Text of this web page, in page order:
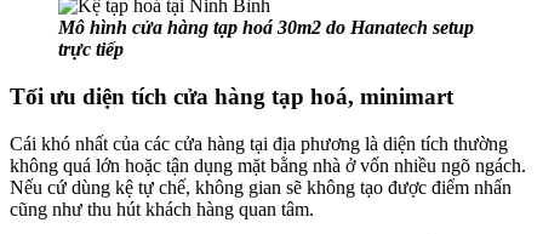
Mô hình cửa hàng tạp hoá 30m2 do Hanatech setup
trực tiếp
Tối ưu diện tích cửa hàng tạp hoá, minimart
Cái khó nhất của các cửa hàng tại địa phương là diện tích thường
không quá lớn hoặc tận dụng mặt bằng nhà ở vốn nhiều ngõ ngách.
Nếu cứ dùng kệ tự chế, không gian sẽ không tạo được điểm nhấn
cũng như thu hút khách hàng quan tâm.